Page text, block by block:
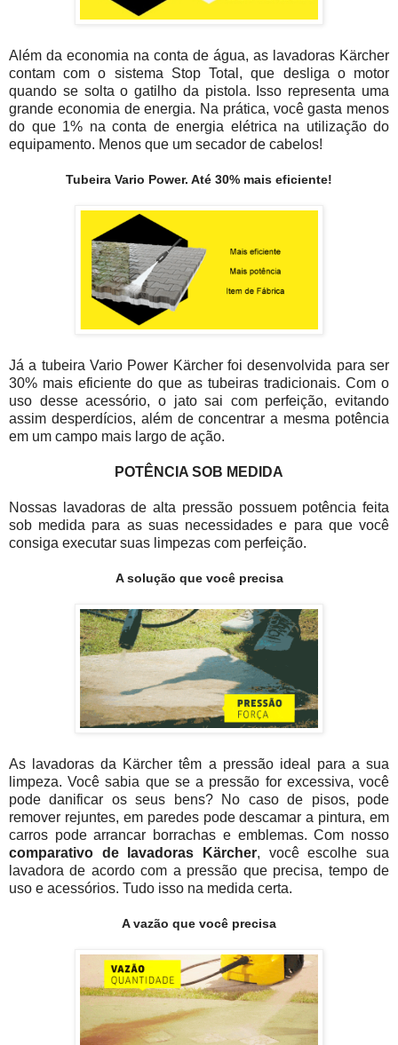
Além da economia na conta de água, as lavadoras Kärcher
contam com o sistema Stop Total, que desliga o motor
quando se solta o gatilho da pistola. Isso representa uma
grande economia de energia. Na prática, você gasta menos
do que 1% na conta de energia elétrica na utilização do
equipamento. Menos que um secador de cabelos!
Tubeira Vario Power. Até 30% mais eficiente!
Já a tubeira Vario Power Kärcher foi desenvolvida para ser
30% mais eficiente do que as tubeiras tradicionais. Com o
uso desse acessório, o jato sai com perfeição, evitando
assim desperdícios, além de concentrar a mesma potência
em um campo mais largo de ação.
POTÊNCIA SOB MEDIDA
Nossas lavadoras de alta pressão possuem potência feita
sob medida para as suas necessidades e para que você
consiga executar suas limpezas com perfeição.
A solução que você precisa
As lavadoras da Kärcher têm a pressão ideal para a sua
limpeza. Você sabia que se a pressão for excessiva, você
pode danificar os seus bens? No caso de pisos, pode
remover rejuntes, em paredes pode descamar a pintura, em
carros pode arrancar borrachas e emblemas. Com nosso
comparativo de lavadoras Kärcher, você escolhe sua
lavadora de acordo com a pressão que precisa, tempo de
uso e acessórios. Tudo isso na medida certa.
A vazão que você precisa